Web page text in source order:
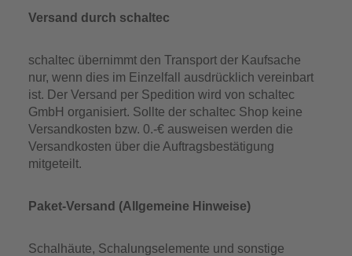
Versand durch schaltec
schaltec übernimmt den Transport der Kaufsache
nur, wenn dies im Einzelfall ausdrücklich vereinbart
ist. Der Versand per Spedition wird von schaltec
GmbH organisiert. Sollte der schaltec Shop keine
Versandkosten bzw. 0.-€ ausweisen werden die
Versandkosten über die Auftragsbestätigung
mitgeteilt.
Paket-Versand (Allgemeine Hinweise)
Schalhäute, Schalungselemente und sonstige